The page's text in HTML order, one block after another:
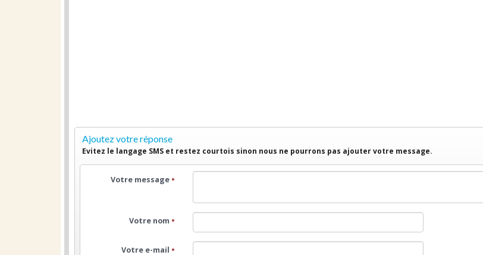
Ajoutez votre réponse
Evitez le langage SMS et restez courtois sinon nous ne pourrons pas ajouter votre message.
Votre message •
Votre nom •
Votre e-mail •